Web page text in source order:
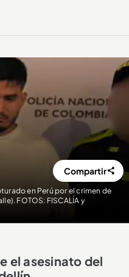
en Perú por el crimen de
FOTOS: FISCALÍA y
Compartir
el asesinato del